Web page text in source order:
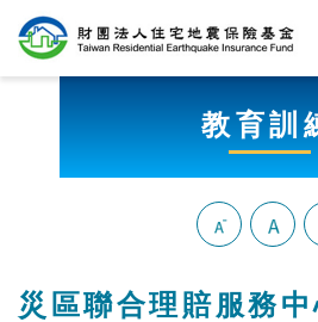
教育訓
災區聯合理賠服務